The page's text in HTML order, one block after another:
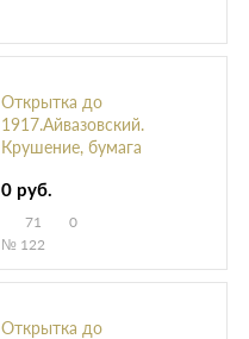
Открытка до
1917.Айвазовский.
Крушение, бумага
0 руб.
71
0
№ 122
Открытка до